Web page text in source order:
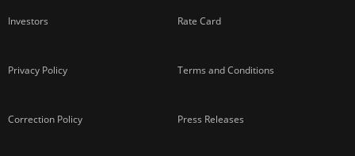
Investors Rate Card
Privacy Policy Terms and Conditions
Correction Policy Press Releases